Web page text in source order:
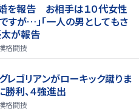
を報告 お相手は１０代女性
すが…」「一人の男としてもさ
太が報告
格闘技
レゴリアンがローキック蹴りま
勝利、４強進出
格闘技